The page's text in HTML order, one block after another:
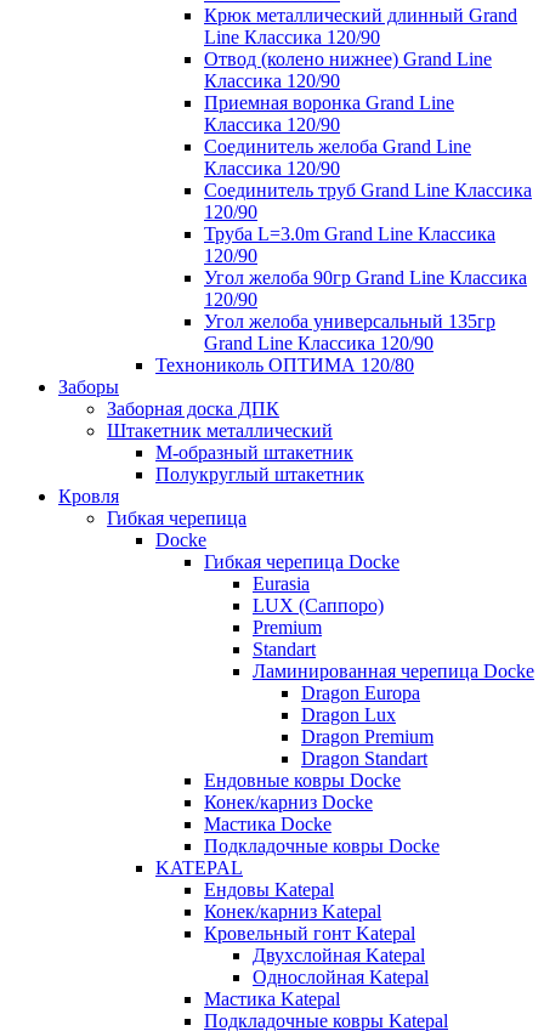
Крюк металлический длинный Grand
Line Классика 120/90
Отвод (колено нижнее) Grand Line
Классика 120/90
Приемная воронка Grand Line
Классика 120/90
Соединитель желоба Grand Line
Классика 120/90
Соединитель труб Grand Line Классика
120/90
Труба L=3.0m Grand Line Классика
120/90
Угол желоба 90гр Grand Line Классика
120/90
Угол желоба универсальный 135гр
Grand Line Классика 120/90
Технониколь ОПТИМА 120/80
Заборы
Заборная доска ДПК
Штакетник металлический
М-образный штакетник
Полукруглый штакетник
Кровля
Гибкая черепица
Docke
Гибкая черепица Docke
Eurasia
LUX (Саппоро)
Premium
Standart
Ламинированная черепица Docke
Dragon Europa
Dragon Lux
Dragon Premium
Dragon Standart
Ендовные ковры Docke
Конек/карниз Docke
Мастика Docke
Подкладочные ковры Docke
KATEPAL
Ендовы Katepal
Конек/карниз Katepal
Кровельный гонт Katepal
Двухслойная Katepal
Однослойная Katepal
Мастика Katepal
Подкладочные ковры Katepal